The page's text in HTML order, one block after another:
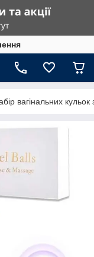
вагінальних